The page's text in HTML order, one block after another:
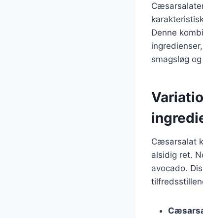
Denne
smagsløg
Cæsarsalat
alsidig ret.
avocado.